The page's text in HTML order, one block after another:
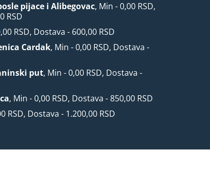
pijace i Alibegovac, Min - 0,00 RSD,
RSD
RSD, Dostava - 600,00 RSD
Cardak, Min - 0,00 RSD, Dostava -
put, Min - 0,00 RSD, Dostava -
, Min - 0,00 RSD, Dostava - 850,00 RSD
RSD, Dostava - 1.200,00 RSD